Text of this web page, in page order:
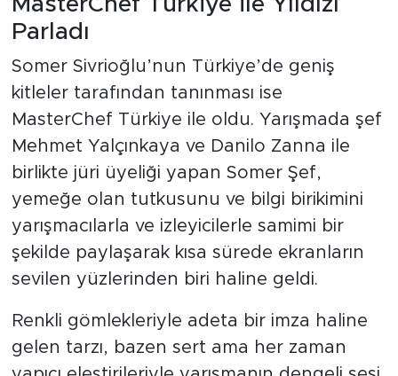
Parladı
Somer Sivrioğlu’nun Türkiye’de geniş
kitleler tarafından tanınması ise
MasterChef Türkiye ile oldu. Yarışmada şef
Mehmet Yalçınkaya ve Danilo Zanna ile
birlikte jüri üyeliği yapan Somer Şef,
yemeğe olan tutkusunu ve bilgi birikimini
yarışmacılarla ve izleyicilerle samimi bir
şekilde paylaşarak kısa sürede ekranların
sevilen yüzlerinden biri haline geldi.
Renkli gömlekleriyle adeta bir imza haline
gelen tarzı, bazen sert ama her zaman